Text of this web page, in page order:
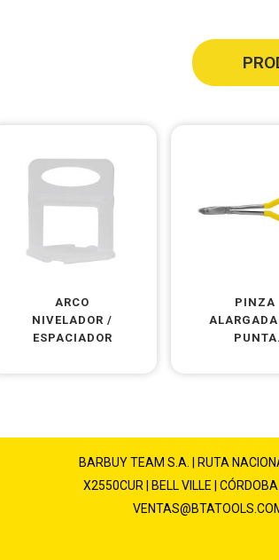
ARCO
NIVELADOR /
ESPACIADOR
PINZA
ALARGADA
PUNTA
BARBUY TEAM S.A. | RUTA
X2550CUR | BELL VILLE |